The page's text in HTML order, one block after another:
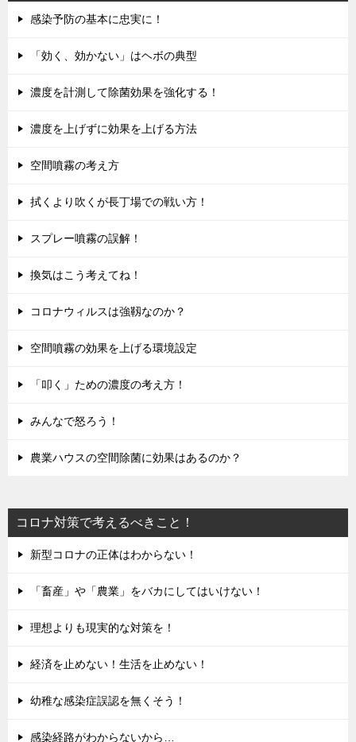
感染予防の基本に忠実に！
「効く、効かない」はヘボの典型
濃度を計測して除菌効果を強化する！
濃度を上げずに効果を上げる方法
空間噴霧の考え方
拭くより吹くが長丁場での戦い方！
スプレー噴霧の誤解！
換気はこう考えてね！
コロナウィルスは強靱なのか？
空間噴霧の効果を上げる環境設定
「叩く」ための濃度の考え方！
みんなで怒ろう！
農業ハウスの空間除菌に効果はあるのか？
コロナ対策で考えるべきこと！
新型コロナの正体はわからない！
「畜産」や「農業」をバカにしてはいけない！
理想よりも現実的な対策を！
経済を止めない！生活を止めない！
幼稚な感染症誤認を無くそう！
感染経路がわからないから…